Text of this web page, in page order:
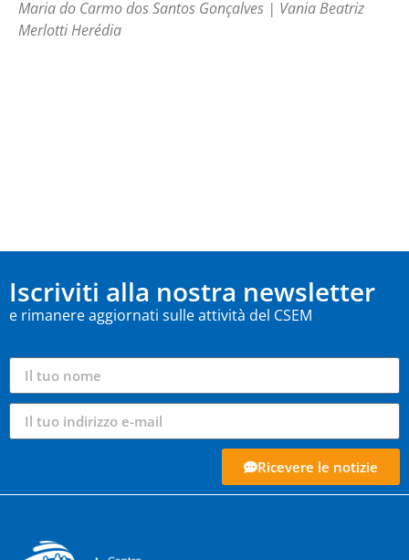
Maria do Carmo dos Santos Gonçalves | Vania Beatriz
Merlotti Herédia
Iscriviti alla nostra newsletter
e rimanere aggiornati sulle attività del CSEM
Ricevere le notizie